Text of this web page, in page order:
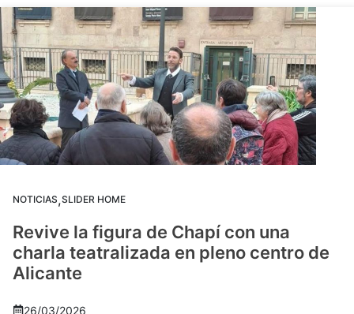
NOTICIAS,SLIDER HOME
Revive la figura de Chapí con una
charla teatralizada en pleno centro de
Alicante
26/03/2026